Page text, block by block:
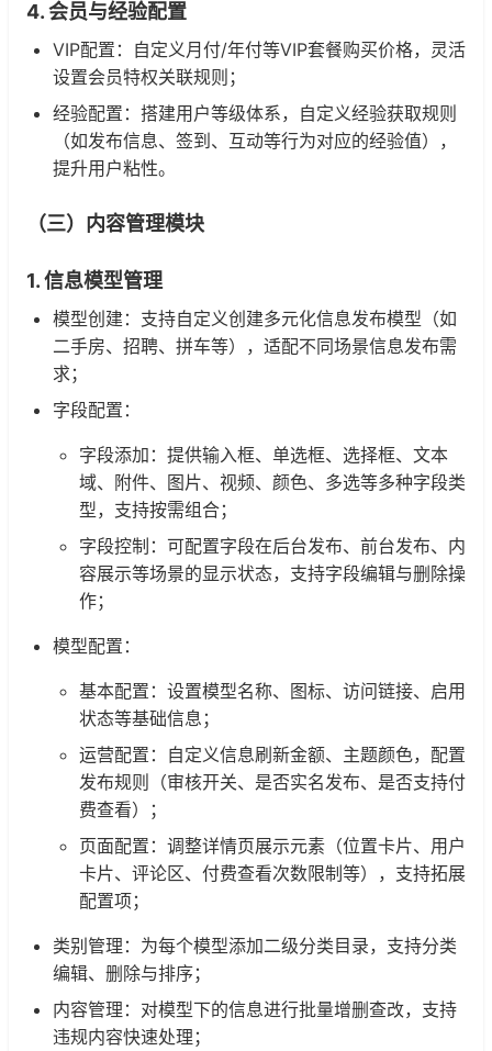
4. 会员与经验配置
VIP配置：自定义月付/年付等VIP套餐购买价格，灵活
设置会员特权关联规则；
经验配置：搭建用户等级体系，自定义经验获取规则
（如发布信息、签到、互动等行为对应的经验值），
提升用户粘性。
（三）内容管理模块
1. 信息模型管理
模型创建：支持自定义创建多元化信息发布模型（如
二手房、招聘、拼车等），适配不同场景信息发布需
求；
字段配置：
字段添加：提供输入框、单选框、选择框、文本
域、附件、图片、视频、颜色、多选等多种字段类
型，支持按需组合；
字段控制：可配置字段在后台发布、前台发布、内
容展示等场景的显示状态，支持字段编辑与删除操
作；
模型配置：
基本配置：设置模型名称、图标、访问链接、启用
状态等基础信息；
运营配置：自定义信息刷新金额、主题颜色，配置
发布规则（审核开关、是否实名发布、是否支持付
费查看）；
页面配置：调整详情页展示元素（位置卡片、用户
卡片、评论区、付费查看次数限制等），支持拓展
配置项；
类别管理：为每个模型添加二级分类目录，支持分类
编辑、删除与排序；
内容管理：对模型下的信息进行批量增删查改，支持
违规内容快速处理；